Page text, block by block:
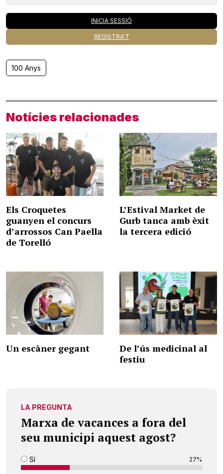
INICIA SESSIÓ
REGISTRA'T
100 Anys
Notícies relacionades
Els Croquetes
guanyen el concurs
d’arrossos Can Paella
de Torelló
L’Estival Market de
Gurb tanca amb èxit
la tercera edició
Un escàner gegant
De l’ús medicinal al
festiu
LA PREGUNTA
Marxa de vacances a fora del
seu municipi aquest agost?
Sí 27%